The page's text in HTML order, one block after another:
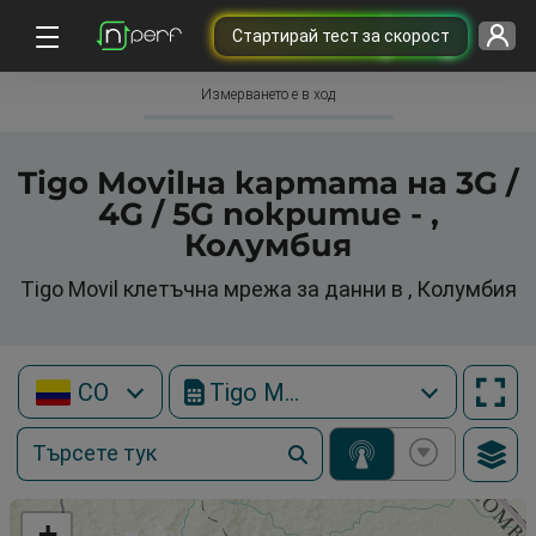
Cтартирай тест за скорост
Измерването е в ход
Tigo Movilна картата на 3G /
4G / 5G покритие - ,
Колумбия
Tigo Movil клетъчна мрежа за данни в , Колумбия
CO Tigo Movil